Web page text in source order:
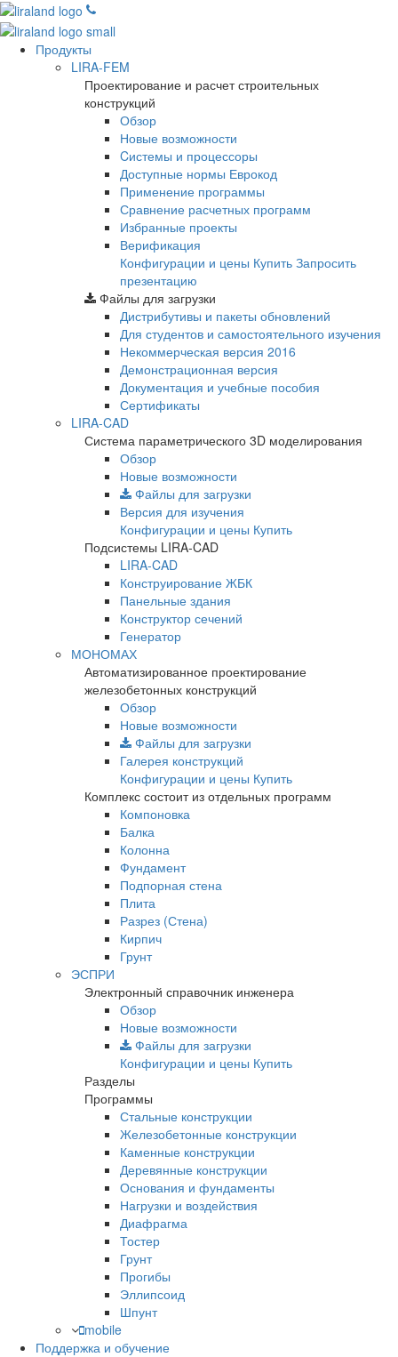
Продукты
LIRA-FEM
Проектирование и расчет строительных
конструкций
Обзор
Новые возможности
Cистемы и процессоры
Доступные нормы Еврокод
Применение программы
Сравнение расчетных программ
Избранные проекты
Верификация
Конфигурации и цены Купить Запросить
презентацию
Файлы для загрузки
Дистрибутивы и пакеты обновлений
Для студентов и самостоятельного изучения
Некоммерческая версия 2016
Демонстрационная версия
Документация и учебные пособия
Сертификаты
LIRA-CAD
Система параметрического 3D моделирования
Обзор
Новые возможности
Файлы для загрузки
Версия для изучения
Конфигурации и цены Купить
Подсистемы LIRA-CAD
LIRA-CAD
Конструирование ЖБК
Панельные здания
Конструктор сечений
Генератор
МОНОМАХ
Автоматизированное проектирование
железобетонных конструкций
Обзор
Новые возможности
Файлы для загрузки
Галерея конструкций
Конфигурации и цены Купить
Комплекс состоит из отдельных программ
Компоновка
Балка
Колонна
Фундамент
Подпорная стена
Плита
Разрез (Стена)
Кирпич
Грунт
ЭСПРИ
Электронный справочник инженера
Обзор
Новые возможности
Файлы для загрузки
Конфигурации и цены Купить
Разделы
Программы
Стальные конструкции
Железобетонные конструкции
Каменные конструкции
Деревянные конструкции
Основания и фундаменты
Нагрузки и воздействия
Диафрагма
Тостер
Грунт
Прогибы
Эллипсоид
Шпунт
mobile
Поддержка и обучение